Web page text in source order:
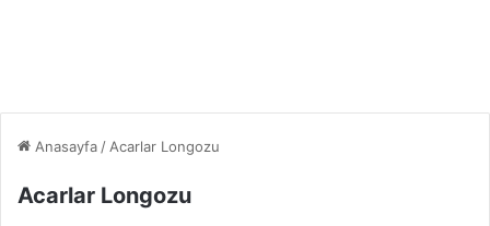
Anasayfa / Acarlar Longozu
Acarlar Longozu